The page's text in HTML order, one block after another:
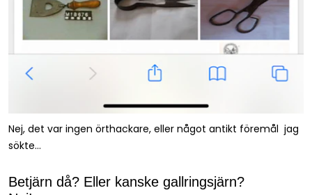
Nej, det var ingen örthackare, eller något antikt föremål jag
sökte…
Betjärn då? Eller kanske gallringsjärn?